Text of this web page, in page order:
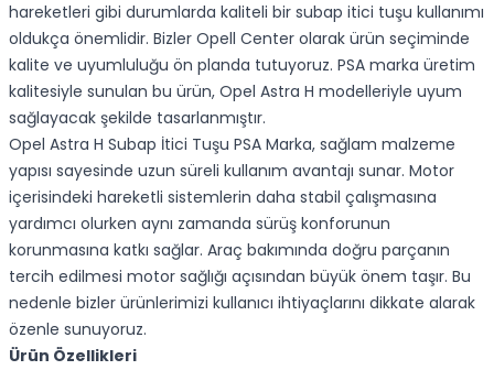
hareketleri gibi durumlarda kaliteli bir subap itici tuşu kullanımı
oldukça önemlidir. Bizler Opell Center olarak ürün seçiminde
kalite ve uyumluluğu ön planda tutuyoruz. PSA marka üretim
kalitesiyle sunulan bu ürün, Opel Astra H modelleriyle uyum
sağlayacak şekilde tasarlanmıştır.
Opel Astra H Subap İtici Tuşu PSA Marka, sağlam malzeme
yapısı sayesinde uzun süreli kullanım avantajı sunar. Motor
içerisindeki hareketli sistemlerin daha stabil çalışmasına
yardımcı olurken aynı zamanda sürüş konforunun
korunmasına katkı sağlar. Araç bakımında doğru parçanın
tercih edilmesi motor sağlığı açısından büyük önem taşır. Bu
nedenle bizler ürünlerimizi kullanıcı ihtiyaçlarını dikkate alarak
özenle sunuyoruz.
Ürün Özellikleri